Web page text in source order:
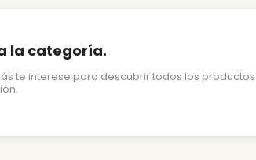
la categoría.
te interese para descubrir todos los productos